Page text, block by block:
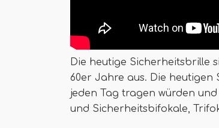
Die heutige Sicherheitsbrille
60er Jahre aus. Die heutigen
jeden Tag tragen würden
und Sicherheitsbifokale,